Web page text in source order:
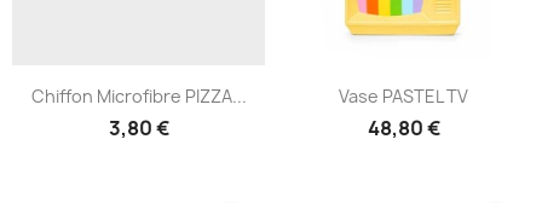
Chiffon Microfibre PIZZA...
3,80 €
Vase PASTEL TV
48,80 €